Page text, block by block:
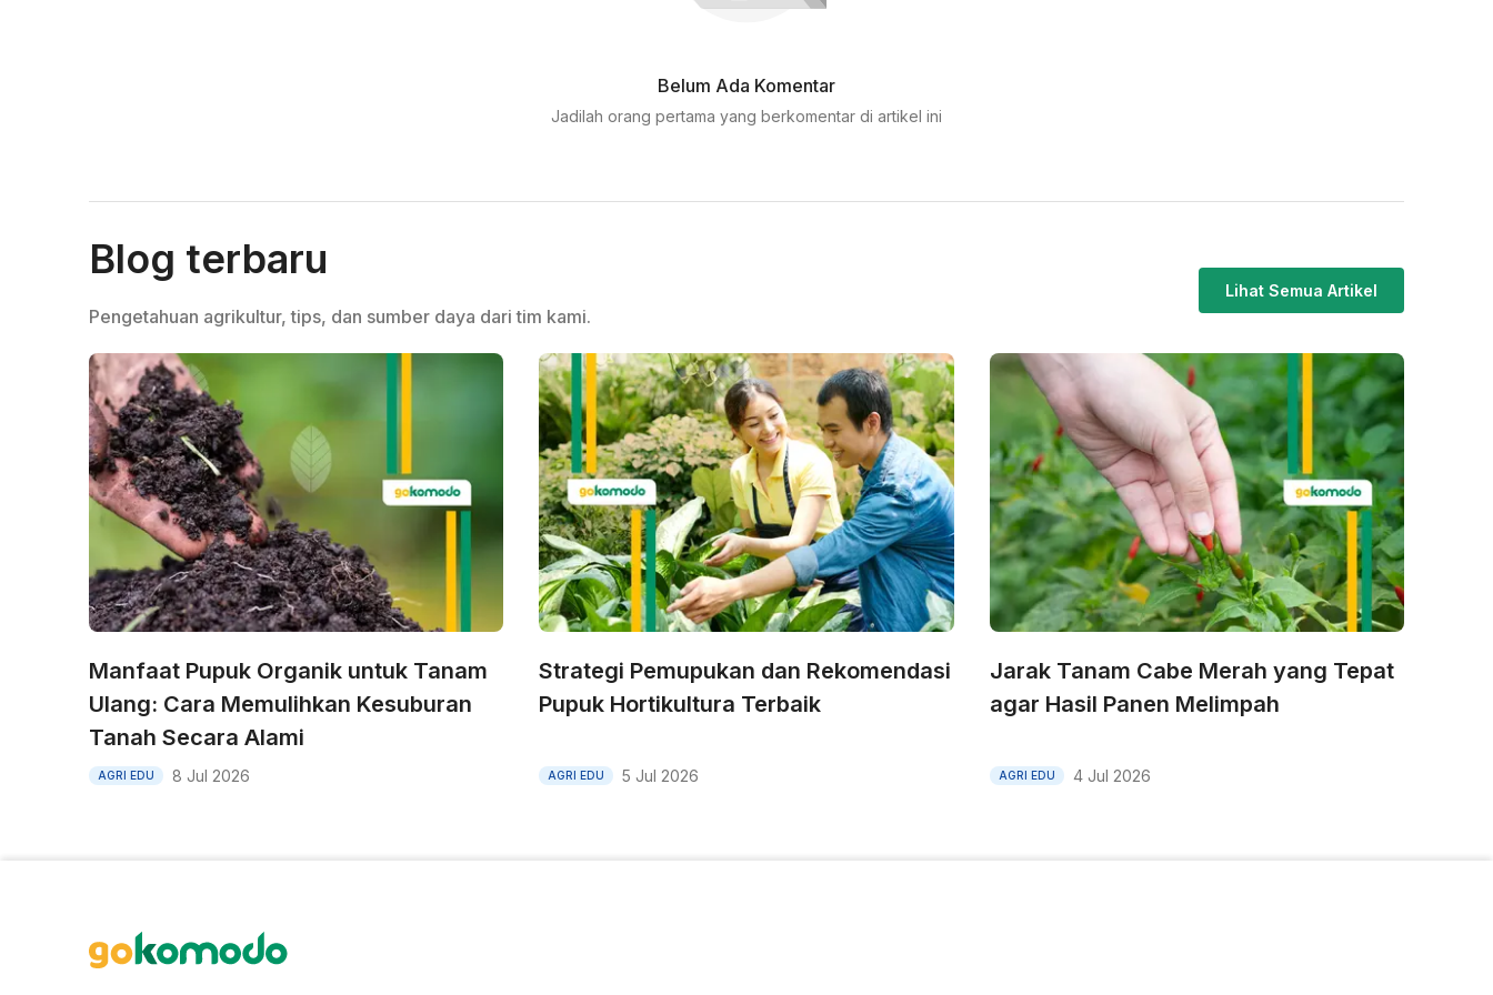
Belum Ada Komentar
Jadilah orang pertama yang berkomentar di artikel ini
Blog terbaru
Pengetahuan agrikultur, tips, dan sumber daya dari tim kami.
Lihat Semua Artikel
Manfaat Pupuk Organik untuk Tanam
Ulang: Cara Memulihkan Kesuburan
Tanah Secara Alami
AGRI EDU 8 Jul 2026
Strategi Pemupukan dan Rekomendasi
Pupuk Hortikultura Terbaik
AGRI EDU 5 Jul 2026
Jarak Tanam Cabe Merah yang Tepat
agar Hasil Panen Melimpah
AGRI EDU 4 Jul 2026